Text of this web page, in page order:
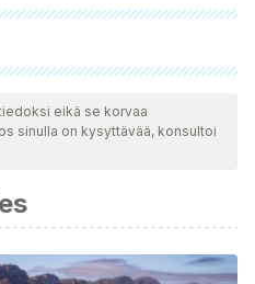
perusteellisesti tiimimme
laadun, luotettavuuden,
Tämän artikkelin bibliografia
Taking positive changes
psychology of cancer
2005; 104(11): 2549–
eikä se korvaa
sinulla on kysyttävää, konsultoi